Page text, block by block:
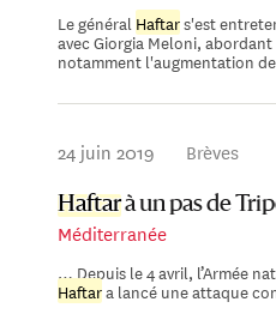
Le généralHaftars'est
avec Giorgia Meloni,
notamment l'augmentation
24 juin 2019 Brèves
Haftarà un pas de
Méditerranée
… Depuis le 4 avril, l’Armée
Haftara lancé une attaque